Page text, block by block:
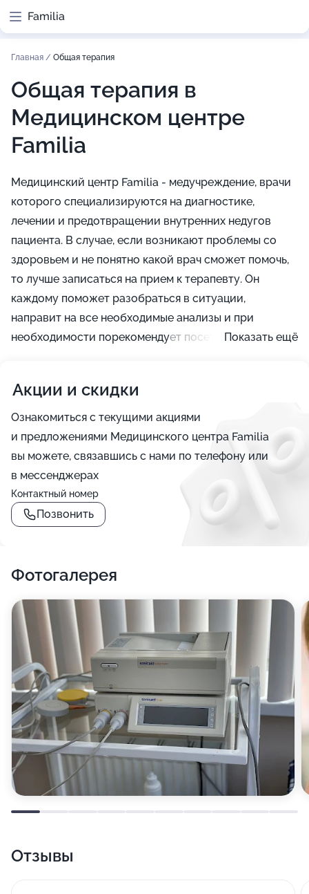
Familia
Главная / Общая терапия
Общая терапия в
Медицинском центре
Familia
Медицинский центр Familia - медучреждение, врачи
которого специализируются на диагностике,
лечении и предотвращении внутренних недугов
пациента. В случае, если возникают проблемы со
здоровьем и не понятно какой врач сможет помочь,
то лучше записаться на прием к терапевту. Он
каждому поможет разобраться в ситуации,
направит на все необходимые анализы и при
необходимости порекомендует посетить более
повышенная температура, упадок сил, болезненные
ощущения различной локации, отеки, затруднения
при дыхании и патологическое изменение цвета
кожных покровов.
Показать ещё
Акции и скидки
Ознакомиться с текущими акциями
и предложениями Медицинского центра Familia
вы можете, связавшись с нами по телефону или
в мессенджерах
Контактный номер
Позвонить
Фотогалерея
Отзывы